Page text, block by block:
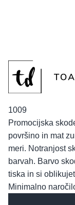
Nazaj
1009
Promocijska
površino in mat
meri. Notranjost
barvah. Barvo
tiska in si
Minimalno